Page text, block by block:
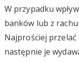
W przypadku
banków lub z
Najprościej przelać
następnie je